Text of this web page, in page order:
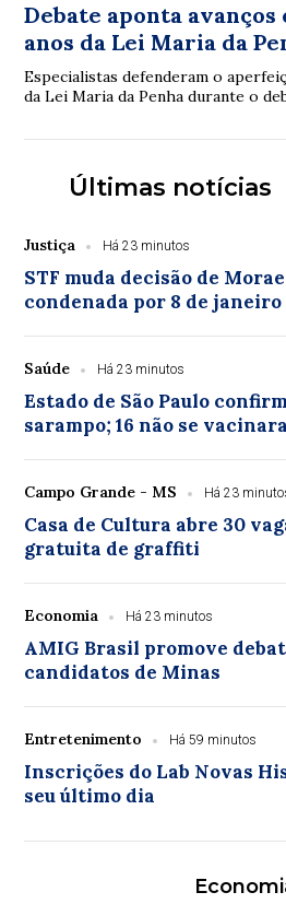
Debate aponta avanços
anos da Lei Maria da
Especialistas defenderam o
da Lei Maria da Penha durante o
Últimas notícias
Justiça Há 23 minutos
STF muda decisão de
condenada por 8 de janeiro
Saúde Há 23 minutos
Estado de São Paulo
sarampo; 16 não se
Campo Grande - MS Há 23
Casa de Cultura abre 30
gratuita de graffiti
Economia Há 23 minutos
AMIG Brasil promove
candidatos de Minas
Entretenimento Há 59 minutos
Inscrições do Lab Novas
seu último dia